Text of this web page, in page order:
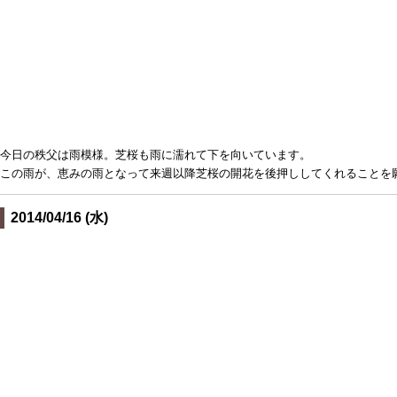
今日の秩父は雨模様。芝桜も雨に濡れて下を向いています。
この雨が、恵みの雨となって来週以降芝桜の開花を後押ししてくれることを
2014/04/16 (水)